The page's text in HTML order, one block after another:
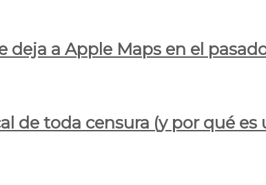
a Apple Maps en el
de toda censura (y por qué es